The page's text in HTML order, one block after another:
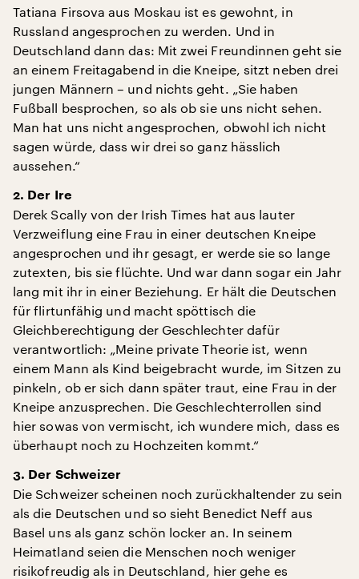
Tatiana Firsova aus Moskau ist es gewohnt, in
Russland angesprochen zu werden. Und in
Deutschland dann das: Mit zwei Freundinnen geht sie
an einem Freitagabend in die Kneipe, sitzt neben drei
jungen Männern – und nichts geht. „Sie haben
Fußball besprochen, so als ob sie uns nicht sehen.
Man hat uns nicht angesprochen, obwohl ich nicht
sagen würde, dass wir drei so ganz hässlich
aussehen.“
2. Der Ire
Derek Scally von der Irish Times hat aus lauter
Verzweiflung eine Frau in einer deutschen Kneipe
angesprochen und ihr gesagt, er werde sie so lange
zutexten, bis sie flüchte. Und war dann sogar ein Jahr
lang mit ihr in einer Beziehung. Er hält die Deutschen
für flirtunfähig und macht spöttisch die
Gleichberechtigung der Geschlechter dafür
verantwortlich: „Meine private Theorie ist, wenn
einem Mann als Kind beigebracht wurde, im Sitzen zu
pinkeln, ob er sich dann später traut, eine Frau in der
Kneipe anzusprechen. Die Geschlechterrollen sind
hier sowas von vermischt, ich wundere mich, dass es
überhaupt noch zu Hochzeiten kommt.“
3. Der Schweizer
Die Schweizer scheinen noch zurückhaltender zu sein
als die Deutschen und so sieht Benedict Neff aus
Basel uns als ganz schön locker an. In seinem
Heimatland seien die Menschen noch weniger
risikofreudig als in Deutschland, hier gehe es